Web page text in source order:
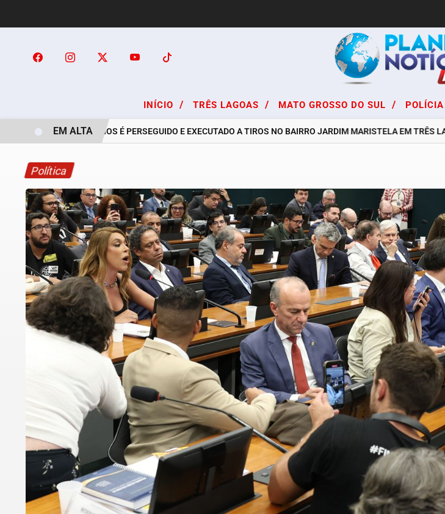
INÍCIO / TRÊS LAGOAS / MATO GROSSO DO SUL / POLÍCIA
RAPAZ DE 24 ANOS É PERSEGUIDO E EXECUTADO A TIROS NO BAIRRO JARDIM MARISTELA EM TRÊS LAGOAS
EM ALTA
Política